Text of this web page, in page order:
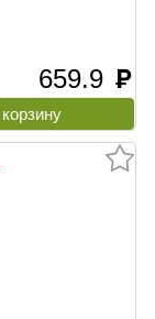
659.9 руб